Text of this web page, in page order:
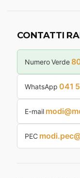
CONTATTI
Numero Verde
WhatsApp 041
E-mail
PEC